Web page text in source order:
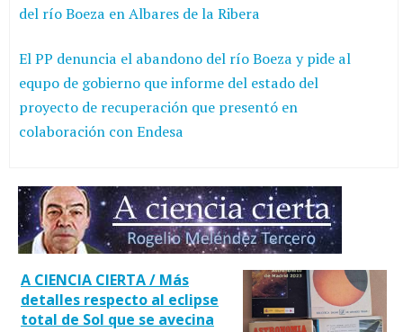
del río Boeza en Albares de la Ribera
El PP denuncia el abandono del río Boeza y pide al
equpo de gobierno que informe del estado del
proyecto de recuperación que presentó en
colaboración con Endesa
A CIENCIA CIERTA / Más
detalles respecto al eclipse
total de Sol que se avecina